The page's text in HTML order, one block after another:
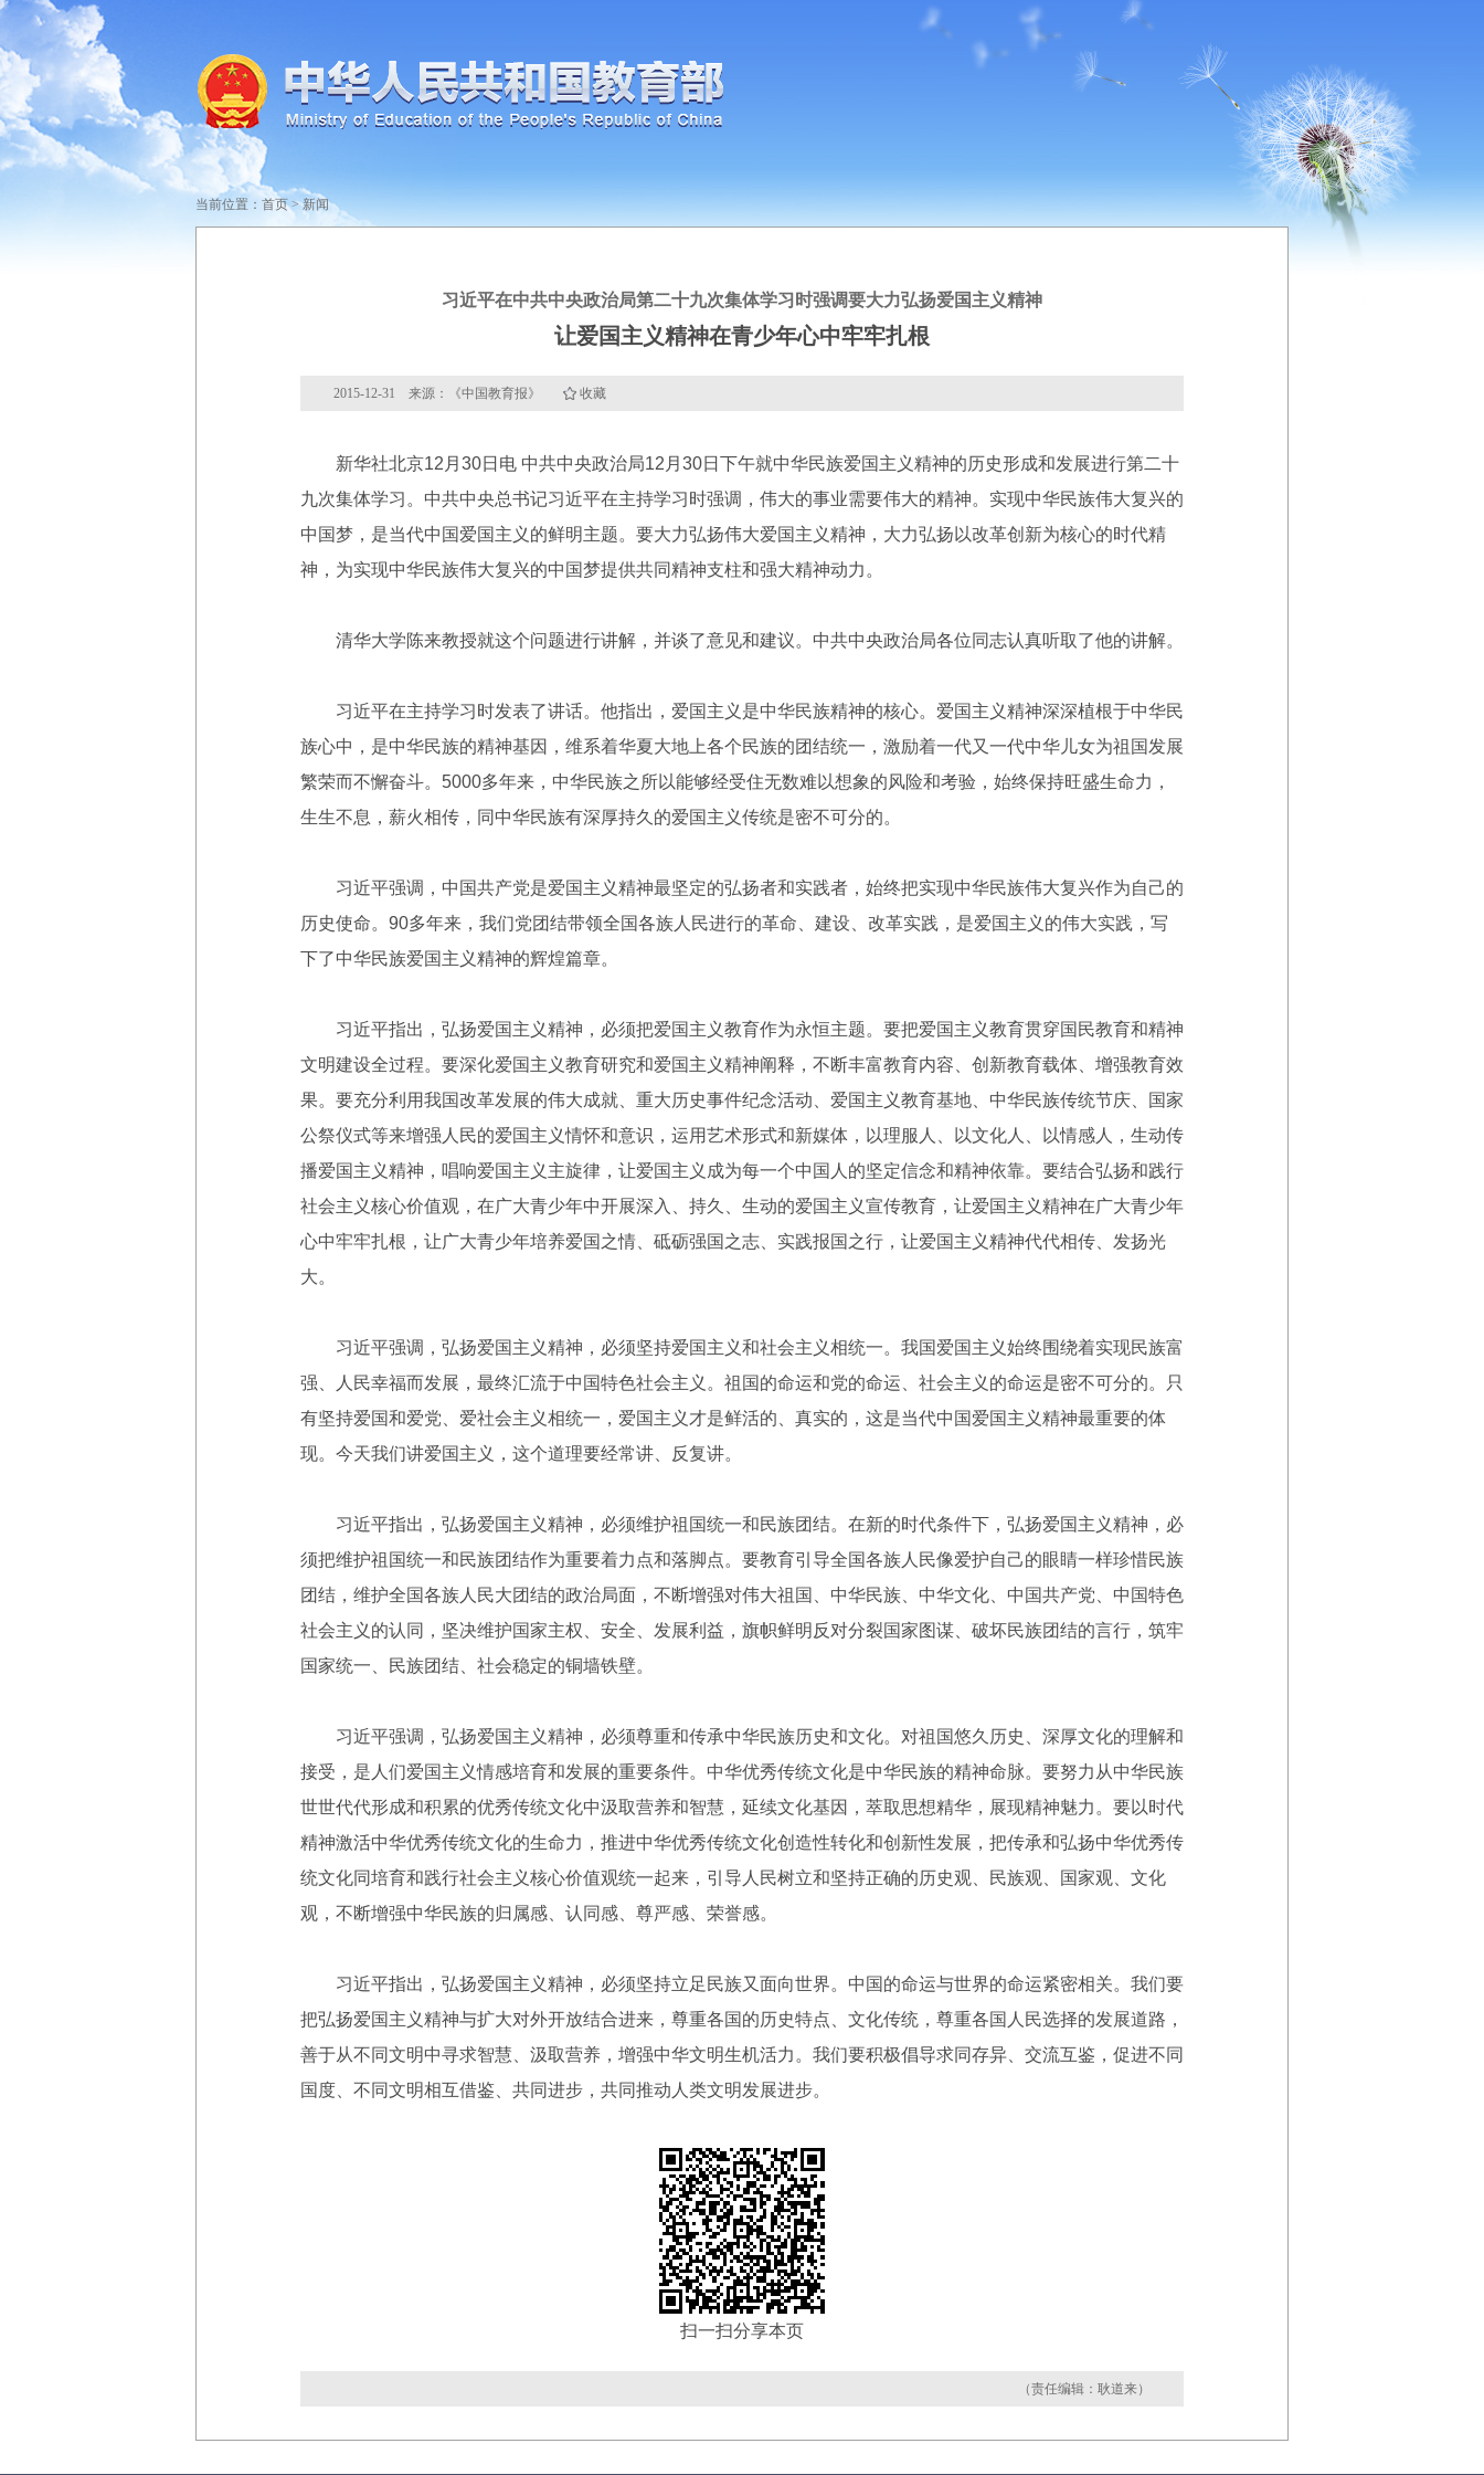
当前位置： 首页>新闻
习近平在中共中央政治局第二十九次集体学习时强调要大力弘扬爱国主义精神
让爱国主义精神在青少年心中牢牢扎根
2015-12-31 来源：《中国教育报》 收藏
新华社北京12月30日电 中共中央政治局12月30日下午就中华民族爱国主义精神的历史形成和发展进行第二十
九次集体学习。中共中央总书记习近平在主持学习时强调，伟大的事业需要伟大的精神。实现中华民族伟大复兴的
中国梦，是当代中国爱国主义的鲜明主题。要大力弘扬伟大爱国主义精神，大力弘扬以改革创新为核心的时代精
神，为实现中华民族伟大复兴的中国梦提供共同精神支柱和强大精神动力。
清华大学陈来教授就这个问题进行讲解，并谈了意见和建议。中共中央政治局各位同志认真听取了他的讲解。
习近平在主持学习时发表了讲话。他指出，爱国主义是中华民族精神的核心。爱国主义精神深深植根于中华民
族心中，是中华民族的精神基因，维系着华夏大地上各个民族的团结统一，激励着一代又一代中华儿女为祖国发展
繁荣而不懈奋斗。5000多年来，中华民族之所以能够经受住无数难以想象的风险和考验，始终保持旺盛生命力，
生生不息，薪火相传，同中华民族有深厚持久的爱国主义传统是密不可分的。
习近平强调，中国共产党是爱国主义精神最坚定的弘扬者和实践者，始终把实现中华民族伟大复兴作为自己的
历史使命。90多年来，我们党团结带领全国各族人民进行的革命、建设、改革实践，是爱国主义的伟大实践，写
下了中华民族爱国主义精神的辉煌篇章。
习近平指出，弘扬爱国主义精神，必须把爱国主义教育作为永恒主题。要把爱国主义教育贯穿国民教育和精神
文明建设全过程。要深化爱国主义教育研究和爱国主义精神阐释，不断丰富教育内容、创新教育载体、增强教育效
果。要充分利用我国改革发展的伟大成就、重大历史事件纪念活动、爱国主义教育基地、中华民族传统节庆、国家
公祭仪式等来增强人民的爱国主义情怀和意识，运用艺术形式和新媒体，以理服人、以文化人、以情感人，生动传
播爱国主义精神，唱响爱国主义主旋律，让爱国主义成为每一个中国人的坚定信念和精神依靠。要结合弘扬和践行
社会主义核心价值观，在广大青少年中开展深入、持久、生动的爱国主义宣传教育，让爱国主义精神在广大青少年
心中牢牢扎根，让广大青少年培养爱国之情、砥砺强国之志、实践报国之行，让爱国主义精神代代相传、发扬光
大。
习近平强调，弘扬爱国主义精神，必须坚持爱国主义和社会主义相统一。我国爱国主义始终围绕着实现民族富
强、人民幸福而发展，最终汇流于中国特色社会主义。祖国的命运和党的命运、社会主义的命运是密不可分的。只
有坚持爱国和爱党、爱社会主义相统一，爱国主义才是鲜活的、真实的，这是当代中国爱国主义精神最重要的体
现。今天我们讲爱国主义，这个道理要经常讲、反复讲。
习近平指出，弘扬爱国主义精神，必须维护祖国统一和民族团结。在新的时代条件下，弘扬爱国主义精神，必
须把维护祖国统一和民族团结作为重要着力点和落脚点。要教育引导全国各族人民像爱护自己的眼睛一样珍惜民族
团结，维护全国各族人民大团结的政治局面，不断增强对伟大祖国、中华民族、中华文化、中国共产党、中国特色
社会主义的认同，坚决维护国家主权、安全、发展利益，旗帜鲜明反对分裂国家图谋、破坏民族团结的言行，筑牢
国家统一、民族团结、社会稳定的铜墙铁壁。
习近平强调，弘扬爱国主义精神，必须尊重和传承中华民族历史和文化。对祖国悠久历史、深厚文化的理解和
接受，是人们爱国主义情感培育和发展的重要条件。中华优秀传统文化是中华民族的精神命脉。要努力从中华民族
世世代代形成和积累的优秀传统文化中汲取营养和智慧，延续文化基因，萃取思想精华，展现精神魅力。要以时代
精神激活中华优秀传统文化的生命力，推进中华优秀传统文化创造性转化和创新性发展，把传承和弘扬中华优秀传
统文化同培育和践行社会主义核心价值观统一起来，引导人民树立和坚持正确的历史观、民族观、国家观、文化
观，不断增强中华民族的归属感、认同感、尊严感、荣誉感。
习近平指出，弘扬爱国主义精神，必须坚持立足民族又面向世界。中国的命运与世界的命运紧密相关。我们要
把弘扬爱国主义精神与扩大对外开放结合进来，尊重各国的历史特点、文化传统，尊重各国人民选择的发展道路，
善于从不同文明中寻求智慧、汲取营养，增强中华文明生机活力。我们要积极倡导求同存异、交流互鉴，促进不同
国度、不同文明相互借鉴、共同进步，共同推动人类文明发展进步。
扫一扫分享本页
（责任编辑：耿道来）